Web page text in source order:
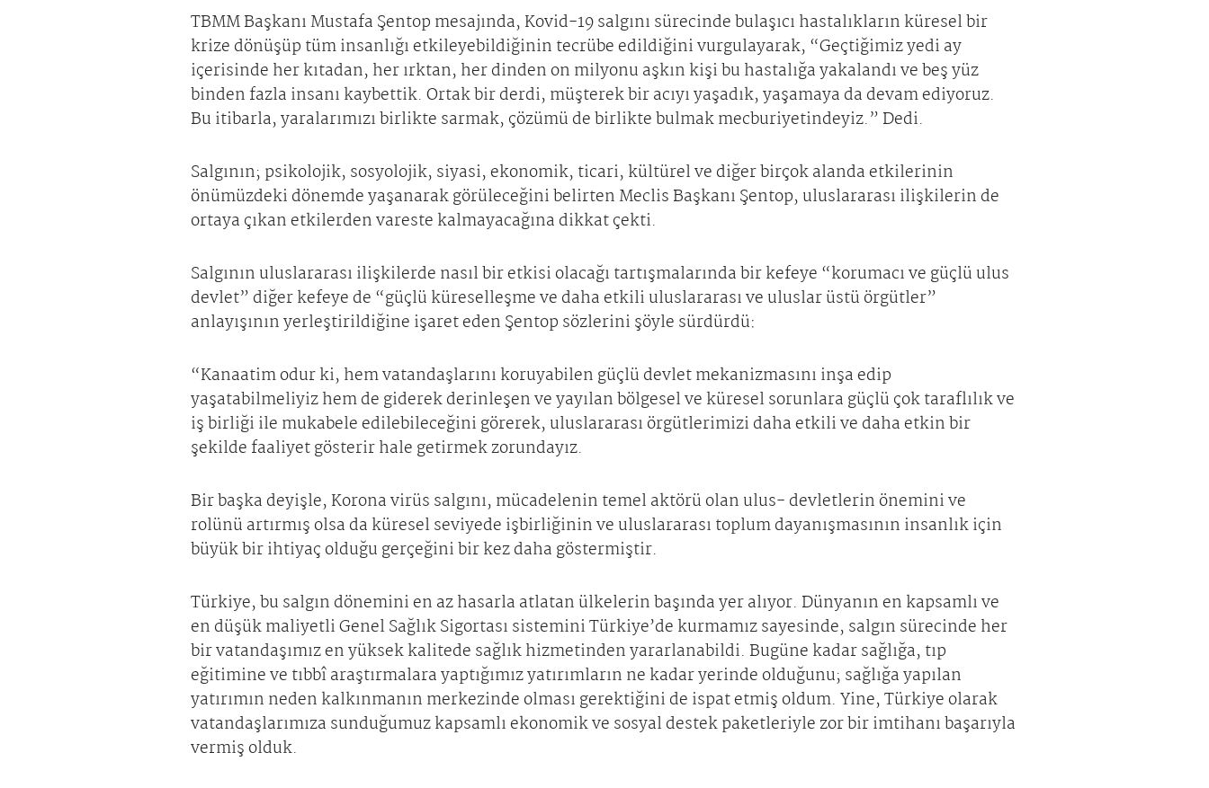
TBMM Başkanı Mustafa Şentop mesajında, Kovid-19 salgını sürecinde bulaşıcı hastalıkların küresel bir
krize dönüşüp tüm insanlığı etkileyebildiğinin tecrübe edildiğini vurgulayarak, “Geçtiğimiz yedi ay
içerisinde her kıtadan, her ırktan, her dinden on milyonu aşkın kişi bu hastalığa yakalandı ve beş yüz
binden fazla insanı kaybettik. Ortak bir derdi, müşterek bir acıyı yaşadık, yaşamaya da devam ediyoruz.
Bu itibarla, yaralarımızı birlikte sarmak, çözümü de birlikte bulmak mecburiyetindeyiz.” Dedi.
Salgının; psikolojik, sosyolojik, siyasi, ekonomik, ticari, kültürel ve diğer birçok alanda etkilerinin
önümüzdeki dönemde yaşanarak görüleceğini belirten Meclis Başkanı Şentop, uluslararası ilişkilerin de
ortaya çıkan etkilerden vareste kalmayacağına dikkat çekti.
Salgının uluslararası ilişkilerde nasıl bir etkisi olacağı tartışmalarında bir kefeye “korumacı ve güçlü ulus
devlet” diğer kefeye de “güçlü küreselleşme ve daha etkili uluslararası ve uluslar üstü örgütler”
anlayışının yerleştirildiğine işaret eden Şentop sözlerini şöyle sürdürdü:
“Kanaatim odur ki, hem vatandaşlarını koruyabilen güçlü devlet mekanizmasını inşa edip
yaşatabilmeliyiz hem de giderek derinleşen ve yayılan bölgesel ve küresel sorunlara güçlü çok taraflılık ve
iş birliği ile mukabele edilebileceğini görerek, uluslararası örgütlerimizi daha etkili ve daha etkin bir
şekilde faaliyet gösterir hale getirmek zorundayız.
Bir başka deyişle, Korona virüs salgını, mücadelenin temel aktörü olan ulus- devletlerin önemini ve
rolünü artırmış olsa da küresel seviyede işbirliğinin ve uluslararası toplum dayanışmasının insanlık için
büyük bir ihtiyaç olduğu gerçeğini bir kez daha göstermiştir.
Türkiye, bu salgın dönemini en az hasarla atlatan ülkelerin başında yer alıyor. Dünyanın en kapsamlı ve
en düşük maliyetli Genel Sağlık Sigortası sistemini Türkiye’de kurmamız sayesinde, salgın sürecinde her
bir vatandaşımız en yüksek kalitede sağlık hizmetinden yararlanabildi. Bugüne kadar sağlığa, tıp
eğitimine ve tıbbî araştırmalara yaptığımız yatırımların ne kadar yerinde olduğunu; sağlığa yapılan
yatırımın neden kalkınmanın merkezinde olması gerektiğini de ispat etmiş oldum. Yine, Türkiye olarak
vatandaşlarımıza sunduğumuz kapsamlı ekonomik ve sosyal destek paketleriyle zor bir imtihanı başarıyla
vermiş olduk.